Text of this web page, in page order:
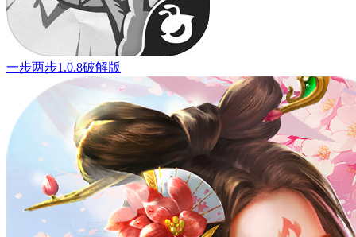
一步两步1.0.8破解版